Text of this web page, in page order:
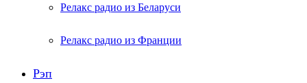
Релакс радио из Беларуси
Релакс радио из Франции
Рэп